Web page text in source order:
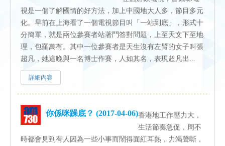
視是一個了解國情的好方法，加上中國地大人多，節目多元
化。早前在上海看了一個電視節目叫「一站到底」，形式十
分簡單，就是兩位參賽者站著鬥答對問題，上至天文下至地
理，包羅萬有。其中一位參賽者是天生沒有左臂的女子叫張
超凡，她這晚與一名博士作賽，人如其名，表現超凡出...
詳細內容
你係咪躁底？ (2017-04-06)香港地工作壓力大，
生活節奏急促，周不
時都會見到有人因為一些小事而鬧得面紅耳熱，力竭聲嘶，